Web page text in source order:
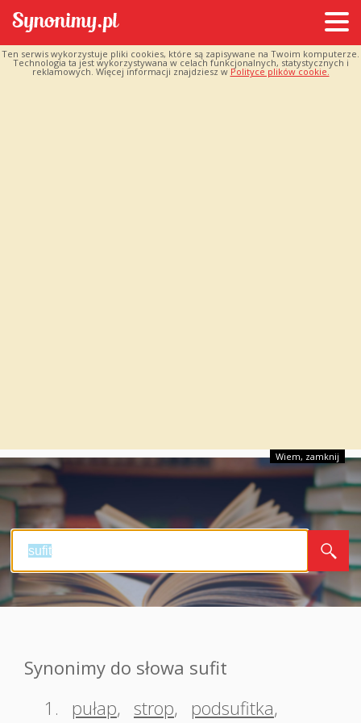
Ten serwis wykorzystuje pliki cookies, które są zapisywane na Twoim komputerze.
Technologia ta jest wykorzystywana w celach funkcjonalnych, statystycznych i
reklamowych. Więcej informacji znajdziesz w Polityce plików cookie.
Wiem, zamknij
Synonimy do słowa sufit
1.
pułap, strop, podsufitka,